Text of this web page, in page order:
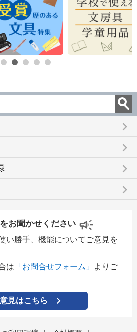
keyboard_arrow_right
keyboard_arrow_right
keyboard_arrow_right
keyboard_arrow_right
お聞かせください
い勝手、機能についてご意見を
は 「お問合せフォーム」
よりご
見はこちら